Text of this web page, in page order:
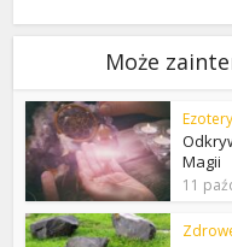
Może
Magii
11